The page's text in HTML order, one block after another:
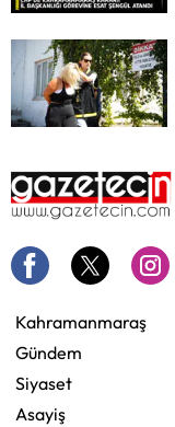
Kahramanmaraş
Gündem
Siyaset
Asayiş